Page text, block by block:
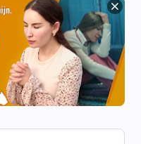
‘Gods werk,
en God Zelf
‘Gods werk,
en God Zelf